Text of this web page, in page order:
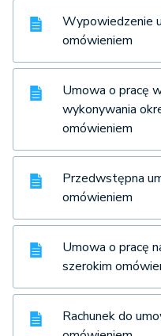
Wypowiedzenie
omówieniem
Umowa o pracę
wykonywania
omówieniem
Przedwstępna
omówieniem
Umowa o pracę
szerokim
Rachunek do